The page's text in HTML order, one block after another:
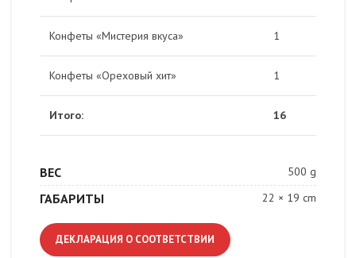
Конфеты «Мистерия вкуса» 1
Конфеты «Ореховый хит» 1
Итого: 16
ВЕС 500 g
ГАБАРИТЫ 22 × 19 cm
ДЕКЛАРАЦИЯ О СООТВЕТСТВИИ